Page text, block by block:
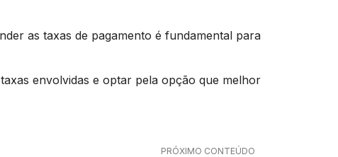
as taxas de pagamento é fundamental para
envolvidas e optar pela opção que melhor
PRÓXIMO CONTEÚDO